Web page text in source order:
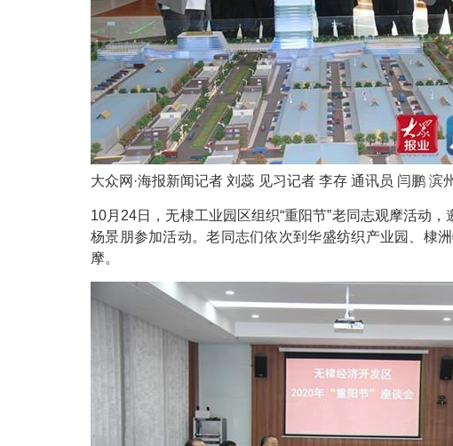
大众网·海报新闻记者 刘蕊 见习记者 李存 通讯员 闫鹏 滨
10月24日，无棣工业园区组织“重阳节”老同志观摩活动
杨景朋参加活动。老同志们依次到华盛纺织产业园、棣
摩。